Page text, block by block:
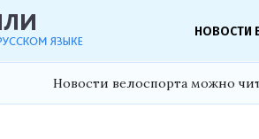
НОВОСТИ
Новости велоспорта можно